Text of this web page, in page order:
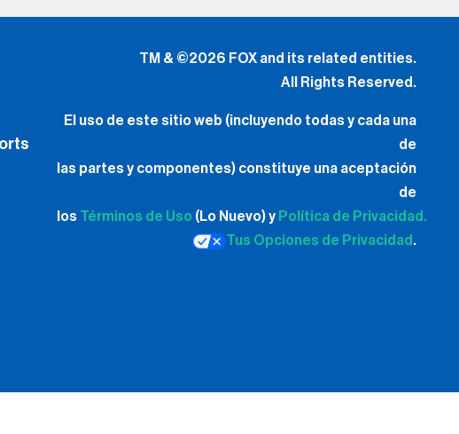
TM & ©2026 FOX and its related entities.
All Rights Reserved.
El uso de este sitio web (incluyendo todas y cada una
de
las partes y componentes) constituye una aceptación
de
los Términos de Uso (Lo Nuevo) y Política de Privacidad.
Tus Opciones de Privacidad .